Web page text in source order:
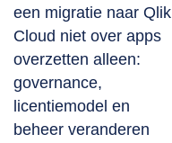
een migratie naar Qlik
Cloud niet over apps
overzetten alleen:
governance,
licentiemodel en
beheer veranderen